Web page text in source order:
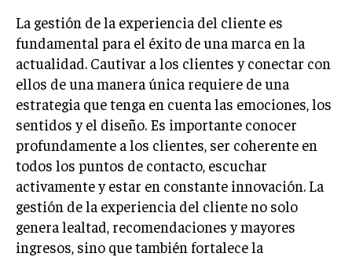
electrónico. Me fascina observar cómo la
tecnología ha transformado la forma en que
compramos y vendemos. En mi tiempo libre,
disfruto del senderismo, apreciando la belleza natural y la
tranquilidad que ofrece cada sendero.
Aparece en periódicos digitales y domina los buscadores,
Infórmate aquí.
La gestión de la experiencia del cliente es
fundamental para el éxito de una marca en la
actualidad. Cautivar a los clientes y conectar con
ellos de una manera única requiere de una
estrategia que tenga en cuenta las emociones, los
sentidos y el diseño. Es importante conocer
profundamente a los clientes, ser coherente en
todos los puntos de contacto, escuchar
activamente y estar en constante innovación. La
gestión de la experiencia del cliente no solo
genera lealtad, recomendaciones y mayores
ingresos, sino que también fortalece la